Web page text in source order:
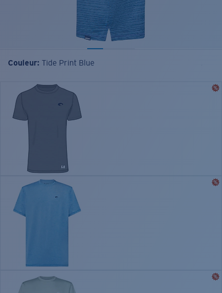
Couleur: Tide Print Blue